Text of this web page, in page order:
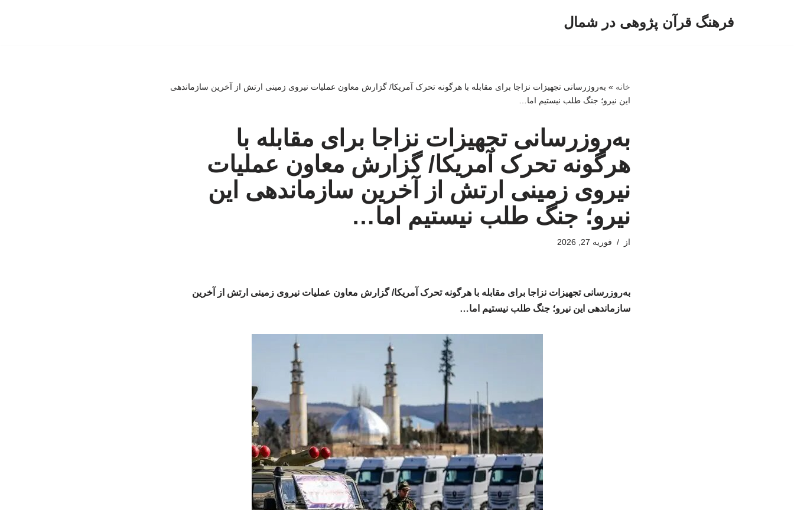
فرهنگ قرآن پژوهی در شمال
خانه » به‌روزرسانی تجهیزات نزاجا برای مقابله با هرگونه تحرک آمریکا/ گزارش معاون عملیات نیروی زمینی ارتش از آخرین سازماندهی
این نیرو؛ جنگ طلب نیستیم اما…
به‌روزرسانی تجهیزات نزاجا برای مقابله با
هرگونه تحرک آمریکا/ گزارش معاون عملیات
نیروی زمینی ارتش از آخرین سازماندهی این
نیرو؛ جنگ طلب نیستیم اما…
از فوریه 27, 2026
به‌روزرسانی تجهیزات نزاجا برای مقابله با هرگونه تحرک آمریکا/ گزارش معاون عملیات نیروی زمینی ارتش از آخرین
سازماندهی این نیرو؛ جنگ طلب نیستیم اما…